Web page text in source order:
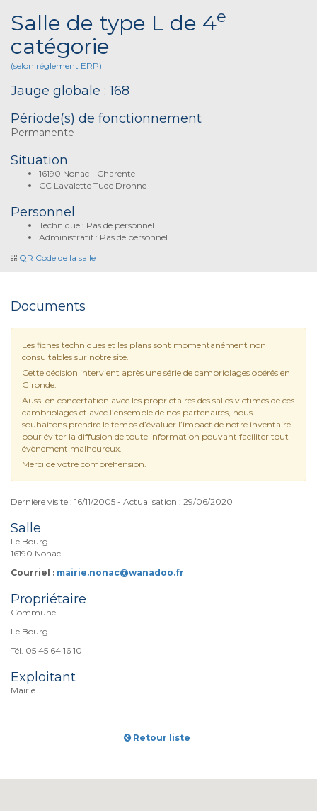
Salle de type L de 4e
catégorie
(selon réglement ERP)
Jauge globale : 168
Période(s) de fonctionnement
Permanente
Situation
16190 Nonac - Charente
CC Lavalette Tude Dronne
Personnel
Technique : Pas de personnel
Administratif : Pas de personnel
QR Code de la salle
Documents
Les fiches techniques et les plans sont momentanément non
consultables sur notre site.
Cette décision intervient après une série de cambriolages opérés en
Gironde.
Aussi en concertation avec les propriétaires des salles victimes de ces
cambriolages et avec l’ensemble de nos partenaires, nous
souhaitons prendre le temps d’évaluer l’impact de notre inventaire
pour éviter la diffusion de toute information pouvant faciliter tout
évènement malheureux.
Merci de votre compréhension.
Dernière visite : 16/11/2005 - Actualisation : 29/06/2020
Salle
Le Bourg
16190 Nonac
Courriel : mairie.nonac@wanadoo.fr
Propriétaire
Commune
Le Bourg
Tél. 05 45 64 16 10
Exploitant
Mairie
Retour liste